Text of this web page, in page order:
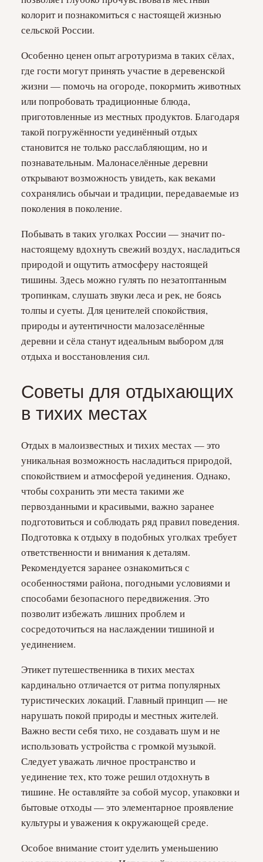
колорит и познакомиться с настоящей жизнью
сельской России.
Особенно ценен опыт агротуризма в таких сёлах,
где гости могут принять участие в деревенской
жизни — помочь на огороде, покормить животных
или попробовать традиционные блюда,
приготовленные из местных продуктов. Благодаря
такой погружённости уединённый отдых
становится не только расслабляющим, но и
познавательным. Малонаселённые деревни
открывают возможность увидеть, как веками
сохранялись обычаи и традиции, передаваемые из
поколения в поколение.
Побывать в таких уголках России — значит по-
настоящему вдохнуть свежий воздух, насладиться
природой и ощутить атмосферу настоящей
тишины. Здесь можно гулять по незатоптанным
тропинкам, слушать звуки леса и рек, не боясь
толпы и суеты. Для ценителей спокойствия,
природы и аутентичности малозаселённые
деревни и сёла станут идеальным выбором для
отдыха и восстановления сил.
Советы для отдыхающих
в тихих местах
Отдых в малоизвестных и тихих местах — это
уникальная возможность насладиться природой,
спокойствием и атмосферой уединения. Однако,
чтобы сохранить эти места такими же
первозданными и красивыми, важно заранее
подготовиться и соблюдать ряд правил поведения.
Подготовка к отдыху в подобных уголках требует
ответственности и внимания к деталям.
Рекомендуется заранее ознакомиться с
особенностями района, погодными условиями и
способами безопасного передвижения. Это
позволит избежать лишних проблем и
сосредоточиться на наслаждении тишиной и
уединением.
Этикет путешественника в тихих местах
кардинально отличается от ритма популярных
туристических локаций. Главный принцип — не
нарушать покой природы и местных жителей.
Важно вести себя тихо, не создавать шум и не
использовать устройства с громкой музыкой.
Следует уважать личное пространство и
уединение тех, кто тоже решил отдохнуть в
тишине. Не оставляйте за собой мусор, упаковки и
бытовые отходы — это элементарное проявление
культуры и уважения к окружающей среде.
Особое внимание стоит уделить уменьшению